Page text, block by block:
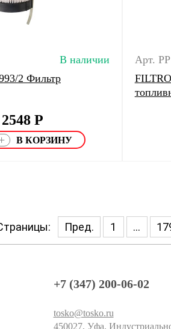
В наличии
2 Фильтр
2548 Р
Арт.
Пред. 1 ...
+7 (347) 200-06-02
tosko@tosko.ru
450027, Уфа,